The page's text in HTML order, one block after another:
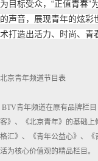
为目标受众，“正值青春”
的声音，展现青年的炫彩
术打造出活力、时尚、青
北京青年频道节目表
BTV青年频道在原有品牌栏
客》、《北京青年》的基础上
格汇》、《青年公益心》、
活为核心价值观的精品栏目。